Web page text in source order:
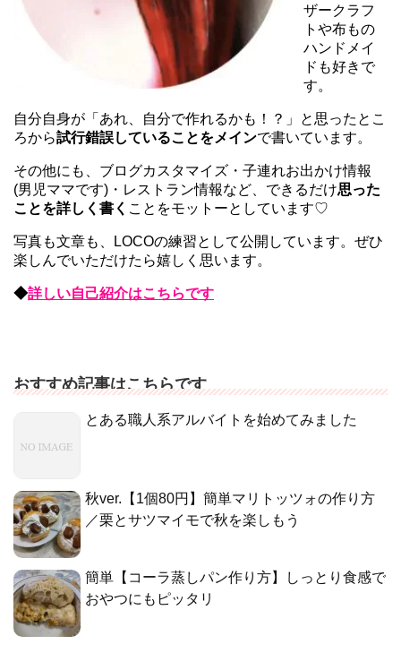
ザークラフ
トや布もの
ハンドメイ
ドも好きで
す。
自分自身が「あれ、自分で作れるかも！？」と思ったとこ
ろから試行錯誤していることをメインで書いています。
その他にも、ブログカスタマイズ・子連れお出かけ情報
(男児ママです)・レストラン情報など、できるだけ思った
ことを詳しく書く ことをモットーとしています♡
写真も文章も、LOCOの練習として公開しています。ぜひ
楽しんでいただけたら嬉しく思います。
◆詳しい自己紹介はこちらです
おすすめ記事はこちらです
とある職人系アルバイトを始めてみました
秋ver.【1個80円】簡単マリトッツォの作り方
／栗とサツマイモで秋を楽しもう
簡単【コーラ蒸しパン作り方】しっとり食感で
おやつにもピッタリ